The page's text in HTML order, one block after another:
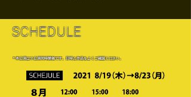
SCHEDULE
＊本公演は２公演同時開催です。 ​日時と作品をよくご確認ください。